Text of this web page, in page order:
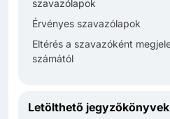
szavazólapok
Érvényes szavazólapok
Eltérés a szavazóként
számától
Letölthető jegyzőkönyvek